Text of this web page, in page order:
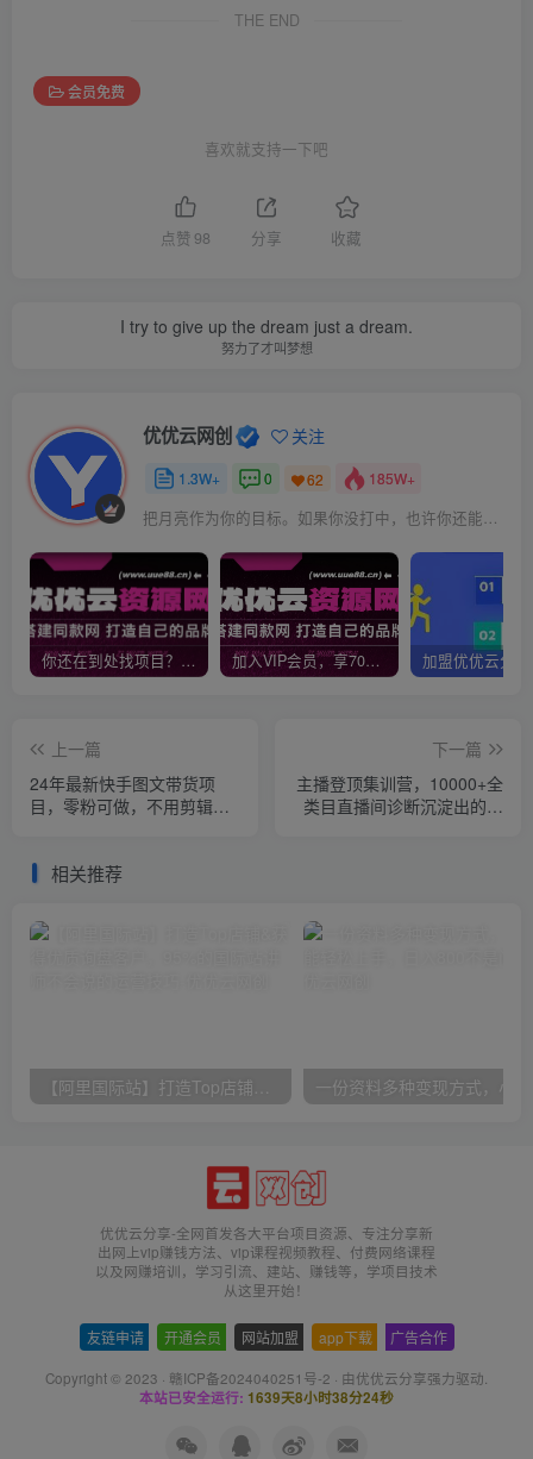
THE END
会员免费
喜欢就支持一下吧
点赞 98 分享 收藏
I try to give up the dream just a dream.
努力了才叫梦想
优优云网创 关注
1.3W+ 0 62 185W+
把月亮作为你的目标。如果你没打中，也许你还能打中星星
你还在到处找项目？还在当韭菜？我靠网创资源站一个月收入5万+，曾经我也是个失败者。 加入VIP会员，享70%的推广提成，免费学习多种网上创业课程，菜鸟秒变大神！
上一篇
24年最新快手图文带货项
目，零粉可做，不用剪辑轻
下一篇
主播登顶集训营，10000+全
类目直播间诊断沉淀出的直
相关推荐
优优云分享-全网首发各大平台项目资源、专注分享新
出网上vip赚钱方法、vip课程视频教程、付费网络课程
以及网赚培训，学习引流、建站、赚钱等，学项目技术
从这里开始！
友链申请 开通会员 网站加盟 app下载 广告合作
Copyright © 2023 · 赣ICP备2024040251号-2 · 由优优云分享强力驱动.
本站已安全运行: 1639天8小时38分25秒